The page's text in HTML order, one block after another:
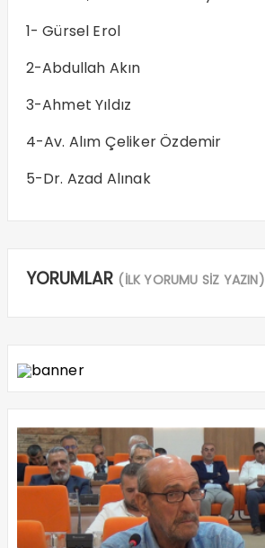
1- Gürsel Erol
2-Abdullah Akın
3-Ahmet Yıldız
4-Av. Alım Çeliker Özdemir
5-Dr. Azad Alınak
YORUMLAR (İLK YORUMU SİZ YAZIN)